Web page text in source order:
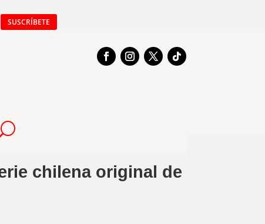
SUSCRÍBETE
chilena original de